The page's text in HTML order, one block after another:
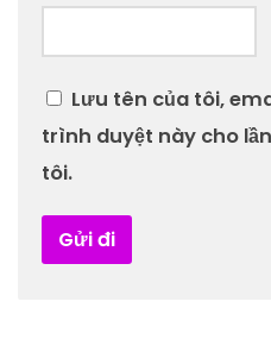
Lưu tên của tôi,
trình duyệt này cho
tôi.